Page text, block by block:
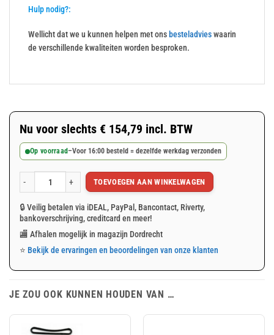
Hulp nodig?:
Wellicht dat we u kunnen helpen met onsbesteladvieswaarin
de verschillende kwaliteiten worden besproken.
Nu voor slechts € 154,79 incl. BTW
Op voorraad –Voor 16:00 besteld = dezelfde werkdag verzonden
Groen PVC afdekzeil 5x6m 600gr/m² aantal
TOEVOEGEN AAN WINKELWAGEN
🔒 Veilig betalen via iDEAL, PayPal, Bancontact, Riverty,
bankoverschrijving, creditcard en meer!
🏬 Afhalen mogelijk in magazijn Dordrecht
⭐ Bekijk de ervaringen en beoordelingen van onze klanten
JE ZOU OOK KUNNEN HOUDEN VAN …